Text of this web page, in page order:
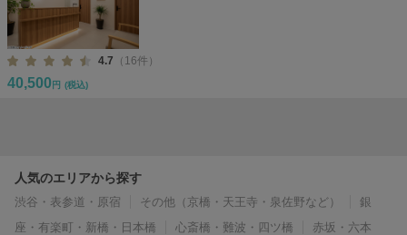
4.7 （16件）
40,500 円 (税込)
人気のエリアから探す
渋谷・表参道・原宿 その他（京橋・天王寺・泉佐野など）
銀
座・有楽町・新橋・日本橋
心斎橋・難波・四ツ橋
赤坂・六本